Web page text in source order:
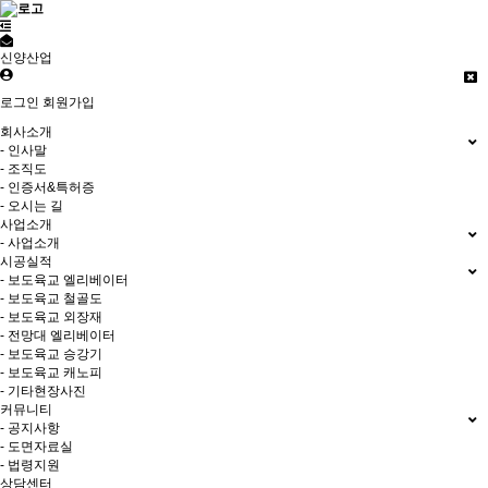
신양산업
로그인 회원가입
회사소개
- 인사말
- 조직도
- 인증서&특허증
- 오시는 길
사업소개
- 사업소개
시공실적
- 보도육교 엘리베이터
- 보도육교 철골도
- 보도육교 외장재
- 전망대 엘리베이터
- 보도육교 승강기
- 보도육교 캐노피
- 기타현장사진
커뮤니티
- 공지사항
- 도면자료실
- 법령지원
상담센터